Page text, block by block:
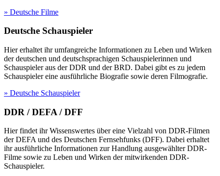
» Deutsche Filme
Deutsche Schauspieler
Hier erhaltet ihr umfangreiche Informationen zu Leben und Wirken
der deutschen und deutschsprachigen Schauspielerinnen und
Schauspieler aus der DDR und der BRD. Dabei gibt es zu jedem
Schauspieler eine ausführliche Biografie sowie deren Filmografie.
» Deutsche Schauspieler
DDR / DEFA / DFF
Hier findet ihr Wissenswertes über eine Vielzahl von DDR-Filmen
der DEFA und des Deutschen Fernsehfunks (DFF). Dabei erhaltet
ihr ausführliche Informationen zur Handlung ausgewählter DDR-
Filme sowie zu Leben und Wirken der mitwirkenden DDR-
Schauspieler.